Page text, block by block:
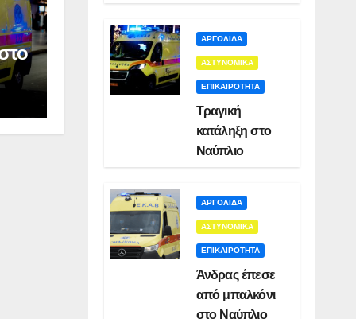
ΑΡΓΟΛΙΔΑ
ΑΣΤΥΝΟΜΙΚΑ
ΕΠΙΚΑΙΡΟΤΗΤΑ
Τραγική
κατάληξη στο
Ναύπλιο
ΑΡΓΟΛΙΔΑ
ΑΣΤΥΝΟΜΙΚΑ
ΕΠΙΚΑΙΡΟΤΗΤΑ
Άνδρας έπεσε
από μπαλκόνι
στο Ναύπλιο